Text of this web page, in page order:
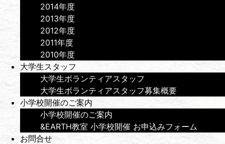
2014年度
2013年度
2012年度
2011年度
2010年度
大学生スタッフ
大学生ボランティアスタッフ
大学生ボランティアスタッフ募集概要
小学校開催のご案内
小学校開催のご案内
&EARTH教室 小学校開催 お申込みフォーム
お問合せ